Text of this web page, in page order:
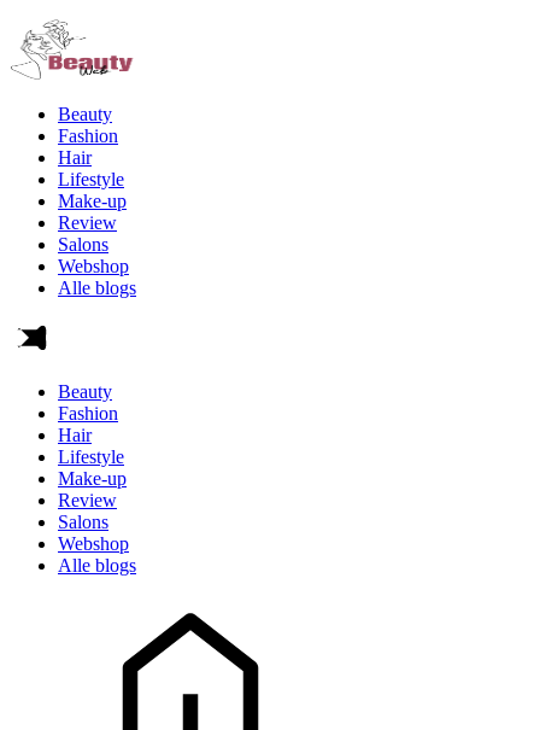
Beauty
Fashion
Hair
Lifestyle
Make-up
Review
Salons
Webshop
Alle blogs
Beauty
Fashion
Hair
Lifestyle
Make-up
Review
Salons
Webshop
Alle blogs